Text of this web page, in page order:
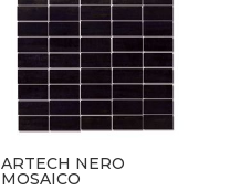
ARTECH NERO
MOSAICO